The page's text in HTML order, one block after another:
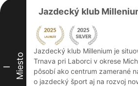
I Miesto
Jazdecký klub
Jazdecký klub Millenium je
Trnava pri Laborci v okrese
pôsobí ako centrum zamerané
o jazdecký šport aj na rozvoj